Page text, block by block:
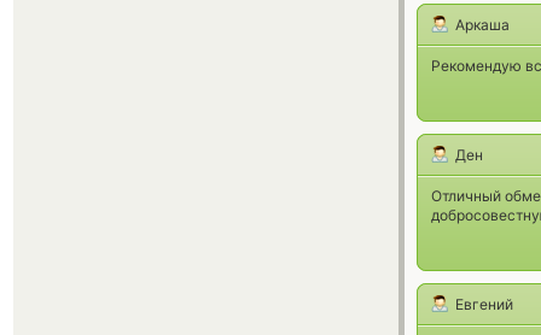
Аркаша
Рекомендую
Ден
Отличный
Евгений